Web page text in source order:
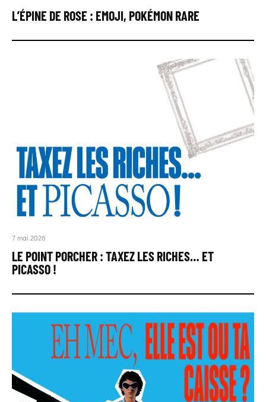
L’ÉPINE DE ROSE : EMOJI, POKÉMON RARE
7 mai 2026
LE POINT PORCHER : TAXEZ LES RICHES… ET
PICASSO !